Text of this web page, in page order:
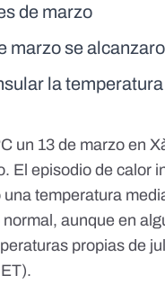
de marzo
marzo se
la
un 13 de marzo en
. Elepisodio de calor
una temperatura
normal, aunque en
propias de
).